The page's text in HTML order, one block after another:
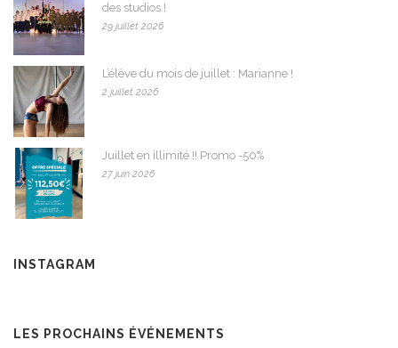
des studios !
29 juillet 2026
L’élève du mois de juillet : Marianne !
2 juillet 2026
Juillet en illimité !! Promo -50%
27 juin 2026
INSTAGRAM
LES PROCHAINS ÉVÉNEMENTS